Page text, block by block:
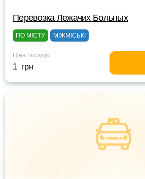
Перевозка Лежачих Больных
ПО МІСТУ МІЖМІСЬКІ
Ціна посадки
1 грн